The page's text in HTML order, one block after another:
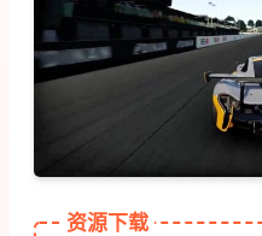
资源下载